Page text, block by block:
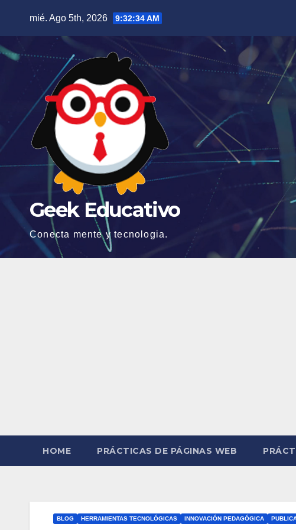
contenido
mié. Ago 5th, 2026 9:32:36 AM
Geek Educativo
Conecta mente y tecnologia.
HOME PRÁCTICAS DE PÁGINAS WEB
BLOG HERRAMIENTAS TECNOLÓGICAS INNOVACIÓN PEDAGÓGICA